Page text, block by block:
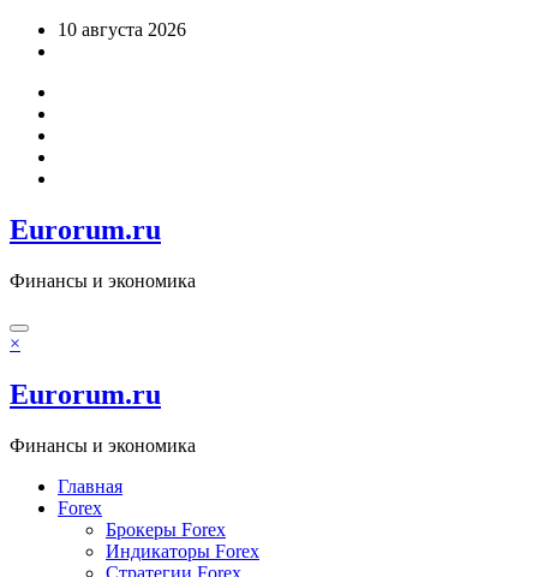
Перейти10 августа 2026
Eurorum.ru
Финансы и экономика
×
Eurorum.ru
Финансы и экономика
Главная
Forex
Брокеры Forex
Индикаторы Forex
Стратегии Forex